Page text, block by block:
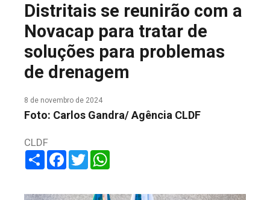
FALE CONOSCO
Distritais se reunirão com a
Novacap para tratar de
soluções para problemas
de drenagem
8 de novembro de 2024
Foto: Carlos Gandra/ Agência CLDF
CLDF
ShareFacebook
Twitter